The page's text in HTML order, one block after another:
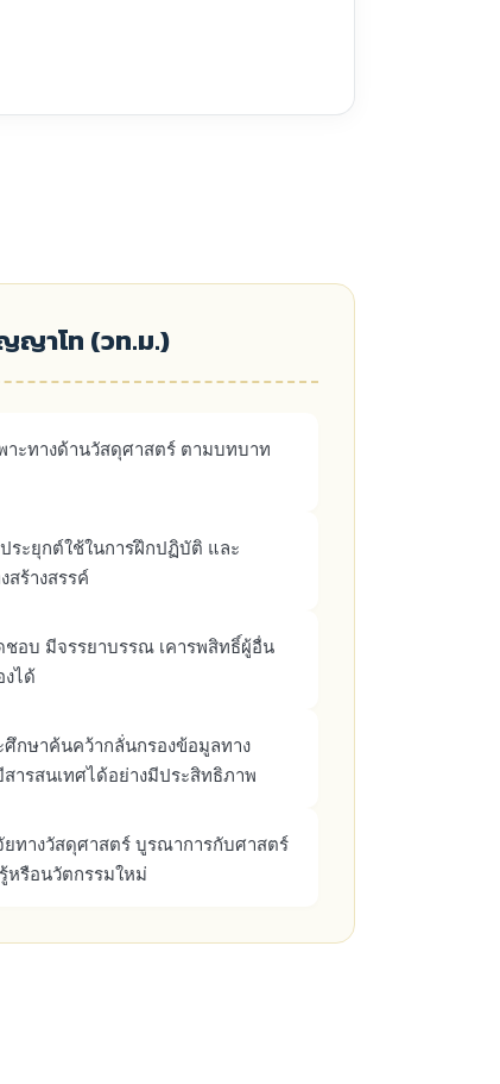
ญาโท (วท.ม.)
าะทางด้านวัสดุศาสตร์ ตามบทบาท
ระยุกต์ใช้ในการฝึกปฏิบัติ และ
สร้างสรรค์
อบ มีจรรยาบรรณ เคารพสิทธิ์ผู้อื่น
งได้
กษาค้นคว้ากลั่นกรองข้อมูลทาง
ารสนเทศได้อย่างมีประสิทธิภาพ
ยทางวัสดุศาสตร์ บูรณาการกับศาสตร์
หรือนวัตกรรมใหม่